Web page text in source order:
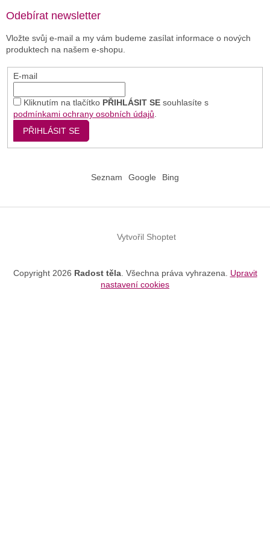
Odebírat newsletter
Vložte svůj e-mail a my vám budeme zasílat informace o nových
produktech na našem e-shopu.
E-mail
Kliknutím na tlačítko PŘIHLÁSIT SEsouhlasíte s
podmínkami ochrany osobních údajů
PŘIHLÁSIT SE
Seznam Google Bing
Vytvořil Shoptet
Copyright 2026 Radost těla. Všechna práva vyhrazena. Upravit
nastavení cookies